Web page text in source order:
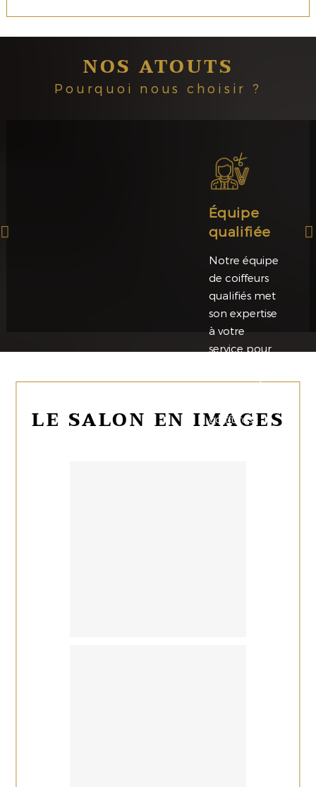
NOS ATOUTS
Pourquoi nous choisir ?
Équipe
qualifiée
Notre équipe
de coiffeurs
qualifiés met
son expertise
à votre
service pour
personnalisés
coiffures
LE SALON EN IMAGES